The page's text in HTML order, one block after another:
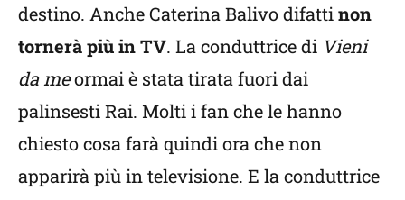
destino. Anche Caterina Balivo difattinon
tornerà più in TV. La conduttrice di Vieni
da meormai è stata tirata fuori dai
palinsesti Rai. Molti i fan che le hanno
chiesto cosa farà quindi ora che non
apparirà più in televisione. E la conduttrice